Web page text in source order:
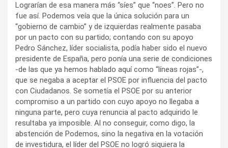
Lograrían de esa manera más “síes” que “noes”. Pero no
fue así. Podemos veía que la única solución para un
“gobierno de cambio” y de izquierdas realmente pasaba
por un pacto con su partido; contando con su apoyo
Pedro Sánchez, líder socialista, podía haber sido el nuevo
presidente de España, pero ponía una serie de condiciones
-de las que ya hemos hablado aquí como “líneas rojas”-,
que se negaba a aceptar el PSOE por influencia del pacto
con Ciudadanos. Se sometía el PSOE por su anterior
compromiso a un partido con cuyo apoyo no llegaba a
ninguna parte, pero cuya renuncia al pacto adquirido le
resultaba ya imposible. Al no conseguir, como digo, la
abstención de Podemos, sino la negativa en la votación
de investidura, el líder del PSOE no logró siquiera la